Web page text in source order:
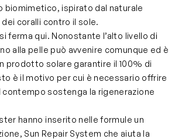
biomimetico, ispirato dal naturale
coralli contro il sole.
ferma qui. Nonostante l’alto livello di
alla pelle può avvenire comunque ed è
prodotto solare garantire il 100% di
è il motivo per cui è necessario offrire
contempo sostenga la rigenerazione
hanno inserito nelle formule un
Sun Repair System che aiuta la